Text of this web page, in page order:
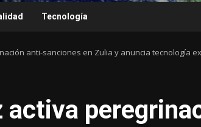
Tecnología
anti-sanciones en Zulia y anuncia tecnología
activa